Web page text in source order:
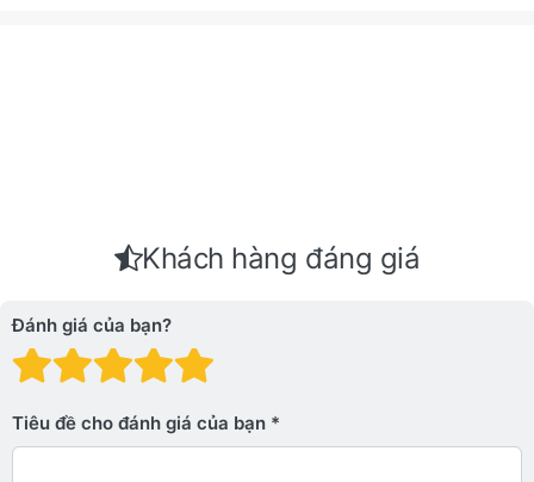
Khách hàng đáng giá
Đánh giá của bạn?
Đánh giá: 4 trên 5
Đánh giá: 3 trên 5 sao.
Đánh giá: 2 trên 5 sao.
Đánh giá: 1 trên 5 sao. Xấu
Tiêu đề cho đánh giá của bạn